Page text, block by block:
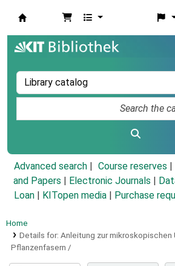
Advanced search Course reserves
and Papers
Electronic Journals
Loan
KITopen media Purchase
Home
Details for: Anleitung zur mikroskopischen
Pflanzenfasern /